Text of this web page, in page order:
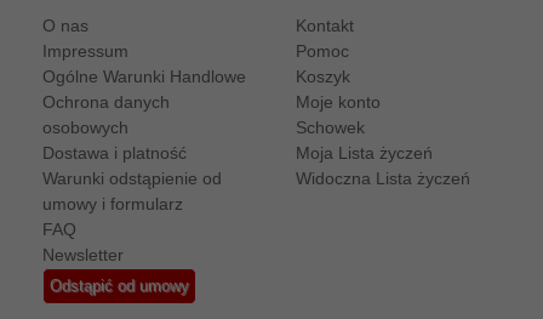
O nas
Impressum
Ogólne Warunki Handlowe
Ochrona danych
osobowych
Dostawa i platność
Warunki odstąpienie od
umowy i formularz
FAQ
Newsletter
Odstąpić od umowy
Kontakt
Pomoc
Koszyk
Moje konto
Schowek
Moja Lista życzeń
Widoczna Lista życzeń